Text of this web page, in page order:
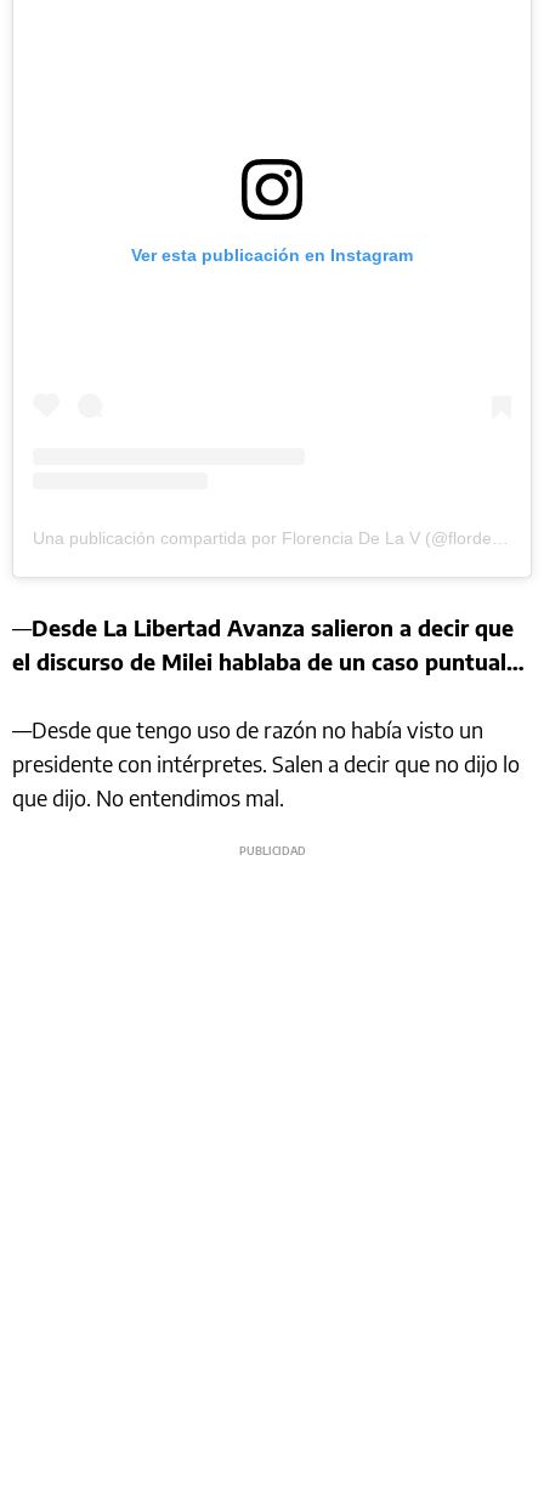
Ver esta publicación en Instagram
—Desde La Libertad Avanza salieron a decir que
el discurso de Milei hablaba de un caso puntual…
—Desde que tengo uso de razón no había visto un
presidente con intérpretes. Salen a decir que no dijo lo
que dijo. No entendimos mal.